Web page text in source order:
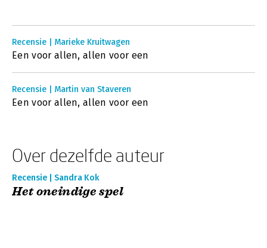
Recensie | Marieke Kruitwagen
Een voor allen, allen voor een
Recensie | Martin van Staveren
Een voor allen, allen voor een
Over dezelfde auteur
Recensie | Sandra Kok
Het oneindige spel